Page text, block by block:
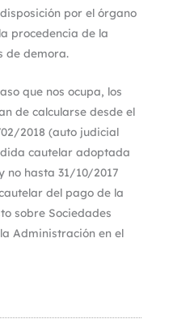
por el órgano
procedencia de la
de demora.
que nos ocupa, los
de calcularse desde el
2018 (auto judicial
cautelar adoptada
hasta 31/10/2017
del pago de la
sobre Sociedades
Administración en el